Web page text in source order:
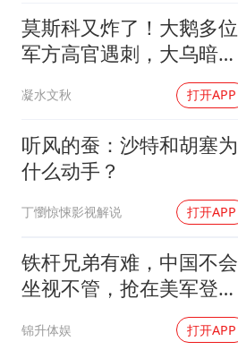
莫斯科又炸了！大鹅多位
军方高官遇刺，大乌暗杀
凝水文秋 打开APP
听风的蚕：沙特和胡塞为
什么动手？
丁懰惊悚影视解说 打开APP
铁杆兄弟有难，中国不会
坐视不管，抢在美军登陆
锦升体娱 打开APP